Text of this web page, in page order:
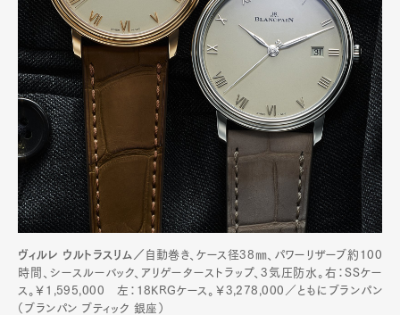
ヴィルレ ウルトラスリム／ 自動巻き、ケース径38㎜、パワーリザーブ約100
時間、シースルーバック、アリゲーターストラップ、3気圧防水。右：SSケー
ス。￥1,595,000 左：18KRGケース。￥3,278,000／ともにブランパン
（ブランパン ブティック 銀座）